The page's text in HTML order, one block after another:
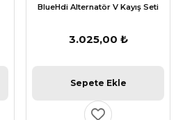
BlueHdi Alternatör V Kayış Seti
3.025,00 ₺
Sepete Ekle